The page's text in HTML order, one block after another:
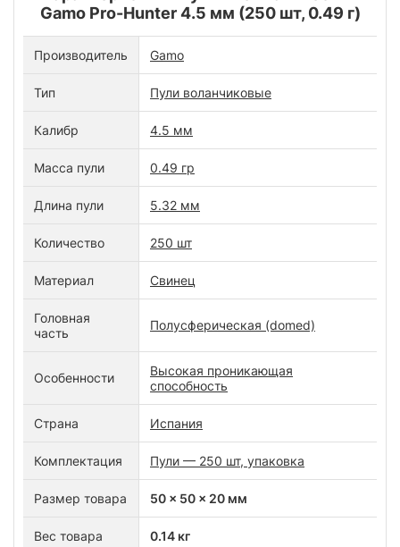
Gamo Pro-Hunter 4.5 мм (250 шт, 0.49 г)
Производитель Gamo
Тип Пули воланчиковые
Калибр 4.5 мм
Масса пули 0.49 гр
Длина пули 5.32 мм
Количество 250 шт
Материал Свинец
Головная
часть
Полусферическая (domed)
Особенности
Высокая проникающая
способность
Страна Испания
Комплектация Пули — 250 шт, упаковка
Размер товара 50 x 50 x 20 мм
Вес товара 0.14 кг